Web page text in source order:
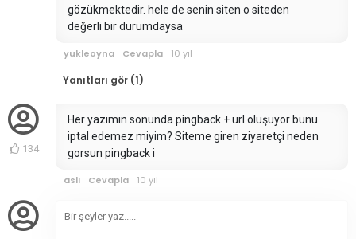
gözükmektedir. hele de senin siten o siteden
değerli bir durumdaysa
yukleoyna Cevapla 10 yıl
Yanıtları gör (1)
134
Her yazımın sonunda pingback + url oluşuyor bunu
iptal edemez miyim? Siteme giren ziyaretçi neden
gorsun pingback i
aslı Cevapla 10 yıl